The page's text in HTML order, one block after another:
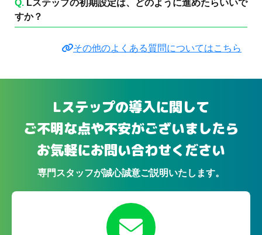
Q. Lステップの初期設定は、どのように進めたらいいで
すか？
その他のよくある質問についてはこちら
Lステップの導入に関して
ご不明な点や不安がございましたら
お気軽にお問い合わせください
専門スタッフが誠心誠意ご説明いたします。